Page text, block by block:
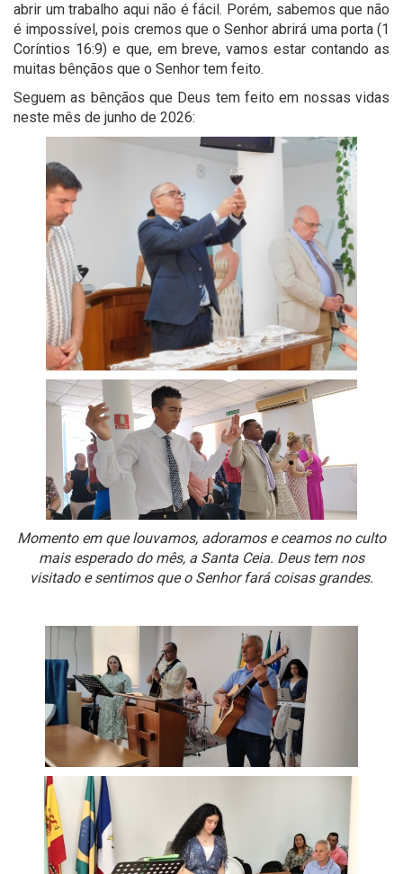
abrir um trabalho aqui não é fácil. Porém, sabemos que não
é impossível, pois cremos que o Senhor abrirá uma porta (1
Coríntios 16:9) e que, em breve, vamos estar contando as
muitas bênçãos que o Senhor tem feito.
Seguem as bênçãos que Deus tem feito em nossas vidas
neste mês de junho de 2026:
Momento em que louvamos, adoramos e ceamos no culto
mais esperado do mês, a Santa Ceia. Deus tem nos
visitado e sentimos que o Senhor fará coisas grandes.